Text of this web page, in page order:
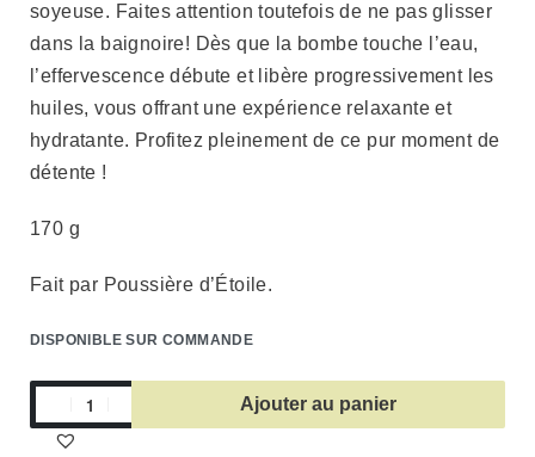
soyeuse. Faites attention toutefois de ne pas glisser
dans la baignoire! Dès que la bombe touche l’eau,
l’effervescence débute et libère progressivement les
huiles, vous offrant une expérience relaxante et
hydratante. Profitez pleinement de ce pur moment de
détente !
170 g
Fait par Poussière d’Étoile.
DISPONIBLE SUR COMMANDE
Ajouter au panier